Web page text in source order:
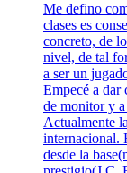
Me defino
clases es
concreto, de
nivel, de tal
a ser un
Empecé a dar
de monitor y
Actualmente
internacional.
desde la